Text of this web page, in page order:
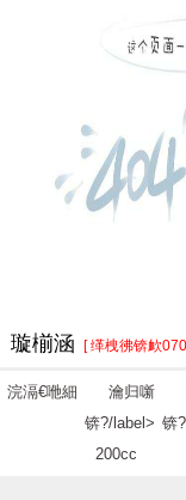
璇椾涵 [ 缂栧彿锛欰
浣滆€咃細
瀹归噺
锛?/label>
200cc
锛